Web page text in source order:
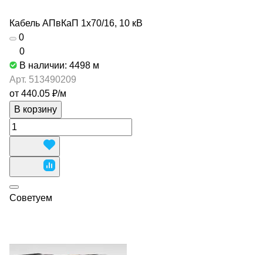
Кабель АПвКаП 1х70/16, 10 кВ
0
0
В наличии: 4498 м
Арт. 513490209
от 440.05 ₽/м
В корзину
Советуем